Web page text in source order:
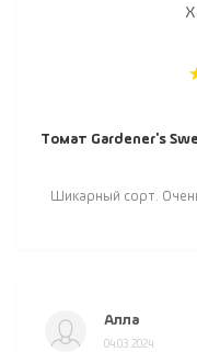
Томат Gardener's
Шикарный сорт.
Алла
04.03.2024